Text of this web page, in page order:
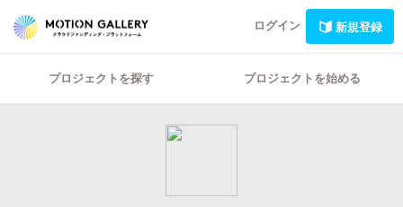
ログイン 新規登録
プロジェクトを探す プロジェクトを始める